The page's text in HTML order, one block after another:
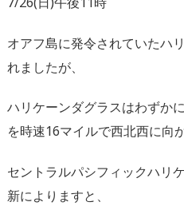
オアフ島に発令されていたハ
れましたが、
ハリケーンダグラスはわずか
を時速16マイルで西北西に向
セントラルパシフィックハリ
新によりますと、